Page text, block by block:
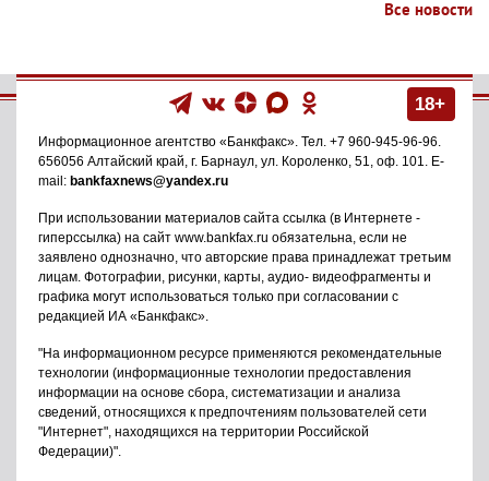
Все новости
18+
Информационное агентство «Банкфакс» . Тел. +7 960-945-96-96
656056 Алтайский край, г. Барнаул ул. Короленко, 51, оф. 101
. E-
mail: bankfaxnews@yandex.ru
При использовании материалов сайта ссылка (в Интернете -
гиперссылка) на сайт www.bankfax.ru обязательна, если не
заявлено однозначно, что авторские права принадлежат третьим
лицам. Фотографии, рисунки, карты, аудио- видеофрагменты и
графика могут использоваться только при согласовании с
редакцией ИА «Банкфакс».
"На информационном ресурсе применяются рекомендательные
технологии (информационные технологии предоставления
информации на основе сбора, систематизации и анализа
сведений, относящихся к предпочтениям пользователей сети
"Интернет", находящихся на территории Российской
Федерации)".